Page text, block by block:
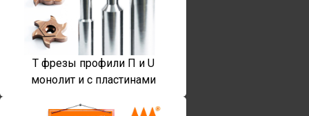
T фрезы профили П и U
монолит и с пластинами